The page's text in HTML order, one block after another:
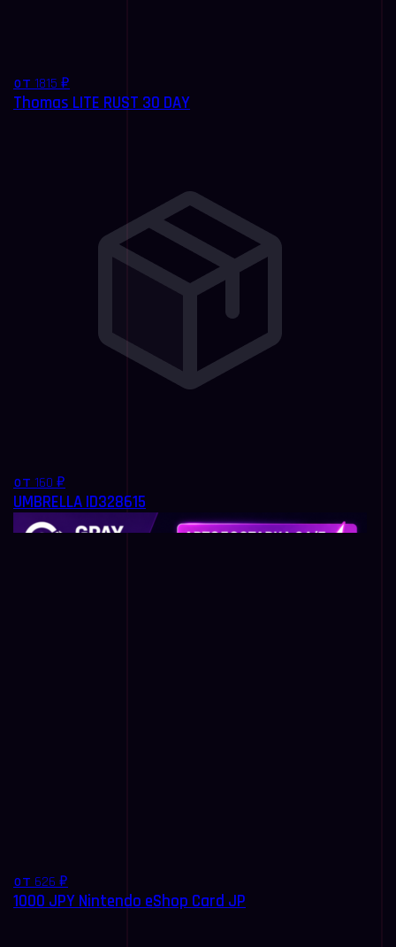
от 1815 ₽
Thomas LITE RUST 30 DAY
от 160 ₽
UMBRELLA ID328615
от 626 ₽
1000 JPY Nintendo eShop Card JP